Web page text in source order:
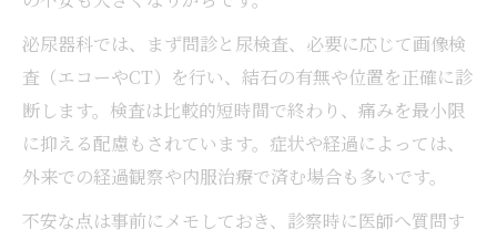
泌尿器科では、まず問診と尿検査、必要に応じて画像検
査（エコーやCT）を行い、結石の有無や位置を正確に診
断します。検査は比較的短時間で終わり、痛みを最小限
に抑える配慮もされています。症状や経過によっては、
外来での経過観察や内服治療で済む場合も多いです。
不安な点は事前にメモしておき、診察時に医師へ質問す